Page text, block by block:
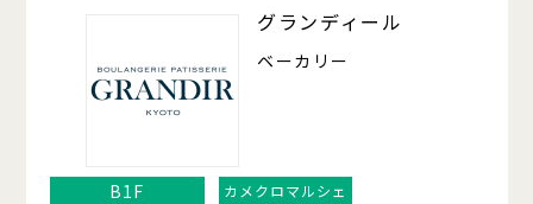
グランディール
ベーカリー
B1F カメクロマルシェ